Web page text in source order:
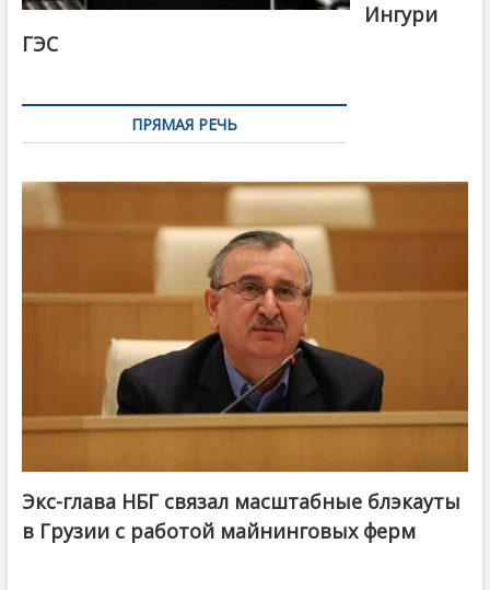
Ингури
ГЭС
ПРЯМАЯ РЕЧЬ
Экс-глава НБГ связал масштабные блэкауты
в Грузии с работой майнинговых ферм